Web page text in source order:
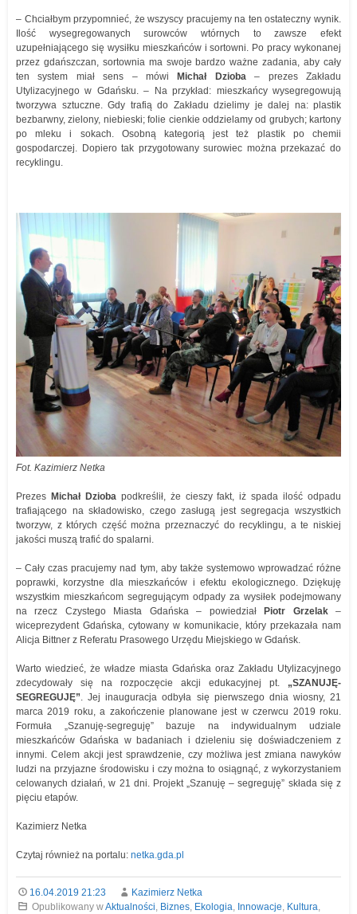
– Chciałbym przypomnieć, że wszyscy pracujemy na ten ostateczny wynik.
Ilość wysegregowanych surowców wtórnych to zawsze efekt
uzupełniającego się wysiłku mieszkańców i sortowni. Po pracy wykonanej
przez gdańszczan, sortownia ma swoje bardzo ważne zadania, aby cały
ten system miał sens – mówi
Michał Dzioba– prezes Zakładu
Utylizacyjnego w Gdańsku. – Na przykład: mieszkańcy wysegregowują
tworzywa sztuczne. Gdy trafią do Zakładu dzielimy je dalej na: plastik
bezbarwny, zielony, niebieski; folie cienkie oddzielamy od grubych; kartony
po mleku i sokach. Osobną kategorią jest też plastik po chemii
gospodarczej. Dopiero tak przygotowany surowiec można przekazać do
recyklingu.
Fot. Kazimierz Netka
Prezes Michał Dziobapodkreślił, że cieszy fakt, iż spada ilość odpadu
trafiającego na składowisko, czego zasługą jest segregacja wszystkich
tworzyw, z których część można przeznaczyć do recyklingu, a te niskiej
jakości muszą trafić do spalarni.
– Cały czas pracujemy nad tym, aby także systemowo wprowadzać różne
poprawki, korzystne dla mieszkańców i efektu ekologicznego. Dziękuję
wszystkim mieszkańcom segregującym odpady za wysiłek podejmowany
na rzecz Czystego Miasta Gdańska – powiedział
Piotr Grzelak–
wiceprezydent Gdańska, cytowany w komunikacie, który przekazała nam
Alicja Bittner z Referatu Prasowego Urzędu Miejskiego w Gdańsk.
Warto wiedzieć, że władze miasta Gdańska oraz Zakładu Utylizacyjnego
zdecydowały się na rozpoczęcie akcji edukacyjnej pt. „SZANUJĘ-
SEGREGUJĘ”. Jej inauguracja odbyła się pierwszego dnia wiosny, 21
marca 2019 roku, a zakończenie planowane jest w czerwcu 2019 roku.
Formuła „Szanuję-segreguję” bazuje na indywidualnym udziale
mieszkańców Gdańska w badaniach i dzieleniu się doświadczeniem z
innymi. Celem akcji jest sprawdzenie, czy możliwa jest zmiana nawyków
ludzi na przyjazne środowisku i czy można to osiągnąć, z wykorzystaniem
celowanych działań, w 21 dni. Projekt „Szanuję – segreguję” składa się z
pięciu etapów.
Kazimierz Netka
Czytaj również na portalu: netka.gda.pl
16.04.2019 21:23
Kazimierz Netka
Opublikowany wAktualności, Biznes, Ekologia, Innowacje, Kultura,